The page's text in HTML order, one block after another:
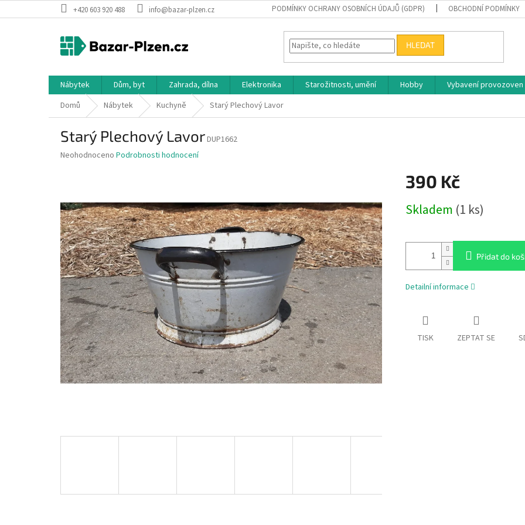
na
+420 603 920 488 info@bazar-plzen.cz PODMÍNKY OCHRANY OSOBNÍCH ÚDAJŮ (GDPR) OBCHODNÍ PODMÍNKY
HLEDAT
Nábytek Dům, byt Zahrada, dílna Elektronika Starožitnosti, umění Hobby Vybavení provozoven
Domů
Nábytek Kuchyně Starý Plechový Lavor
Starý Plechový LavorDUP1662
Průměrné
0,0
z
5
hvězdiček.
Neohodnoceno Podrobnosti hodnocení
390 Kč
cena:
Skladem (1 ks)
Přidat do
Detailní informace
TISK ZEPTAT SE